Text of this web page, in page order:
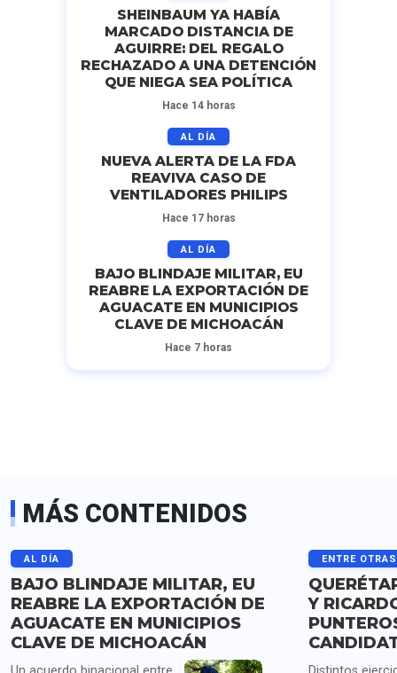
SHEINBAUM YA HABÍA
MARCADO DISTANCIA DE
AGUIRRE: DEL REGALO
RECHAZADO A UNA DETENCIÓN
QUE NIEGA SEA POLÍTICA
Hace 14 horas
AL DÍA
NUEVA ALERTA DE LA FDA
REAVIVA CASO DE
VENTILADORES PHILIPS
Hace 17 horas
AL DÍA
BAJO BLINDAJE MILITAR, EU
REABRE LA EXPORTACIÓN DE
AGUACATE EN MUNICIPIOS
CLAVE DE MICHOACÁN
Hace 7 horas
MÁS CONTENIDOS
AL DÍA
BAJO BLINDAJE MILITAR, EU
REABRE LA EXPORTACIÓN DE
AGUACATE EN MUNICIPIOS
CLAVE DE MICHOACÁN
ENTRE
Y